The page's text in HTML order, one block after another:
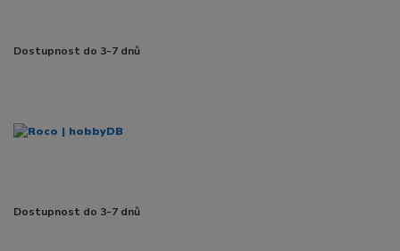
Dostupnost do 3-7 dnů
Dostupnost do 3-7 dnů